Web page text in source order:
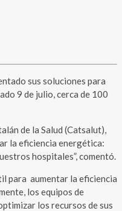
sus soluciones para
9 de julio, cerca de 100
de la Salud (Catsalut),
la eficiencia energética:
hospitales”, comentó.
para aumentar la eficiencia
los equipos de
los recursos de sus